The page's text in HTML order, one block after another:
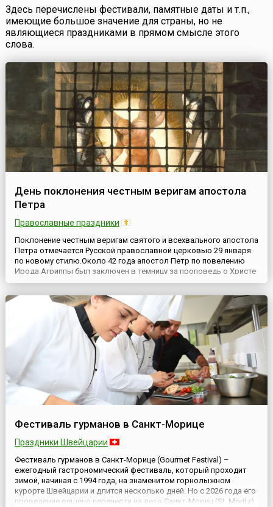
Здесь перечислены фестивали, памятные даты и т.п.,
имеющие большое значение для страны, но не
являющиеся праздниками в прямом смысле этого
слова.
День поклонения честным веригам апостола
Петра
Православные праздники
Поклонение честным веригам святого и всехвального апостола
Петра отмечается Русской православной церковью 29 января
по новому стилю.Около 42 года апостол Петр по повелению
Ирода Агриппы был заключен в темницу за проповедь о Христе
Спасителе. В темнице он был связан двумя железными цепями.
него эти цепи и чудесно вывел его из темниц...
Фестиваль гурманов в Санкт-Морице
Праздники Швейцарии
Фестиваль гурманов в Санкт-Морице (Gourmet Festival) –
ежегодный гастрономический фестиваль, который проходит
зимой, начиная с 1994 года, на знаменитом горнолыжном
курорте Швейцарии и длится несколько дней. Но с 2026 года его
проведение решено перенести на лето.Санкт-Мориц (St. Moritz)